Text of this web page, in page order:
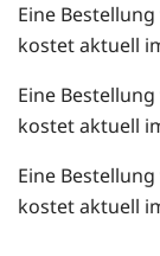
Eine
kostet aktuell
Eine
kostet aktuell
Eine
kostet aktuell